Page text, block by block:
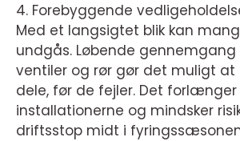
4. Forebyggende
Med et langsigtet blik kan
undgås. Løbende
ventiler og rør gør det muligt at
dele, før de fejler. Det
installationerne og mindsker
driftsstop midt i